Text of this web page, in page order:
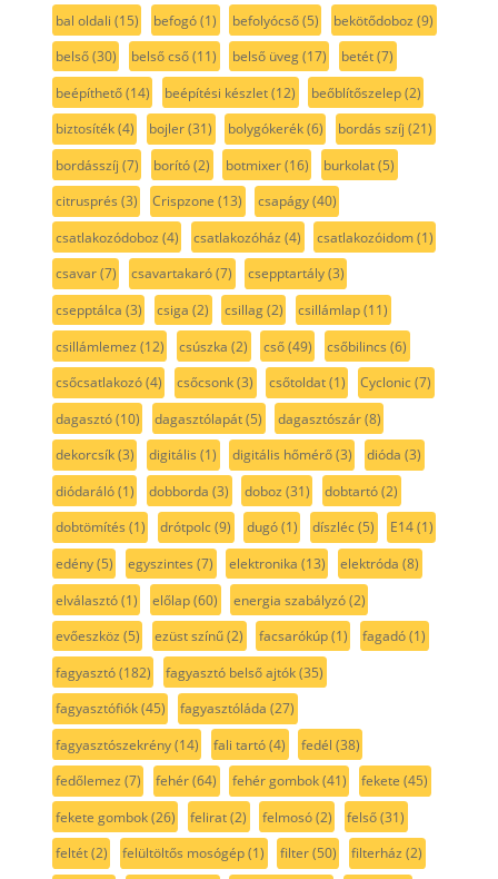
bal oldali (15) befogó(1) befolyócső(5) bekötődoboz (9)
belső(30) belső cső(11) belső üveg(17) betét(7)
beépíthető(14) beépítési készlet(12) beőblítőszelep(2)
biztosíték(4) bojler(31) bolygókerék(6) bordás szíj (21)
bordásszíj (7) borító(2) botmixer(16) burkolat(5)
citrusprés (3) Crispzone (13) csapágy(40)
csatlakozódoboz (4) csatlakozóház (4) csatlakozóidom(1)
csavar(7) csavartakaró(7) csepptartály(3)
csepptálca (3) csiga (2) csillag(2) csillámlap(11)
csillámlemez (12) csúszka (2) cső(49) csőbilincs (6)
csőcsatlakozó(4) csőcsonk(3) csőtoldat(1) Cyclonic(7)
dagasztó(10) dagasztólapát(5) dagasztószár(8)
dekorcsík(3) digitális (1) digitális hőmérő(3) dióda (3)
diódaráló(1) dobborda (3) doboz (31) dobtartó(2)
dobtömítés (1) drótpolc(9) dugó(1) díszléc(5) E14(1)
edény(5) egyszintes (7) elektronika (13) elektróda (8)
elválasztó(1) előlap(60) energia szabályzó(2)
evőeszköz (5) ezüst színű(2) facsarókúp(1) fagadó(1)
fagyasztó(182) fagyasztó belső ajtók(35)
fagyasztófiók(45) fagyasztóláda (27)
fagyasztószekrény(14) fali tartó(4) fedél (38)
fedőlemez (7) fehér(64) fehér gombok(41) fekete (45)
fekete gombok(26) felirat(2) felmosó(2) felső(31)
feltét(2) felültöltős mosógép(1) filter(50) filterház (2)